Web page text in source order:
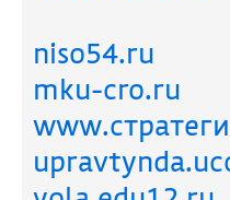
niso54.ru
mku-cro.ru